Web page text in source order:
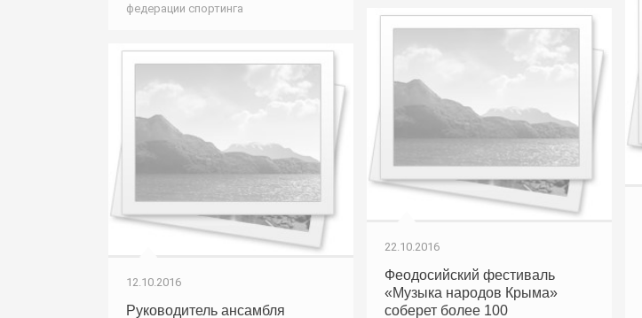
федерации спортинга
22.10.2016
Феодосийский фестиваль
«Музыка народов Крыма»
соберет более 100
12.10.2016
Руководитель ансамбля